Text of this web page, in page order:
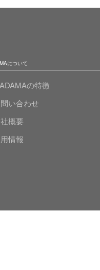
について
の特徴
い合わせ
概要
情報